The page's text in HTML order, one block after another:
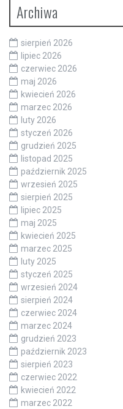
Archiwa
sierpień 2026
lipiec 2026
czerwiec 2026
maj 2026
kwiecień 2026
marzec 2026
luty 2026
styczeń 2026
grudzień 2025
listopad 2025
październik 2025
wrzesień 2025
sierpień 2025
lipiec 2025
maj 2025
kwiecień 2025
marzec 2025
luty 2025
styczeń 2025
wrzesień 2024
sierpień 2024
czerwiec 2024
marzec 2024
grudzień 2023
październik 2023
sierpień 2023
czerwiec 2022
kwiecień 2022
marzec 2022